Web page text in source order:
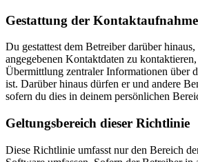
Gestattung der Kontaktaufnahme
Du gestattest dem Betreiber darüber
angegebenen Kontaktdaten zu
Übermittlung zentraler Informationen über
ist. Darüber hinaus dürfen er und andere
sofern du dies in deinem persönlichen
Geltungsbereich dieser Richtlinie
Diese Richtlinie umfasst nur den Bereich